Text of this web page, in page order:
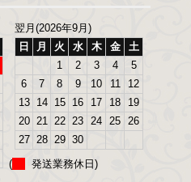
翌月(2026年9月)
日
月 火 水 木 金
土
1
2 3 4
5
6
7 8 9 10 11
12
13
14 15 16 17 18
19
20 21 22 23 24 25
26
27 28 29 30
(
発送業務休日)